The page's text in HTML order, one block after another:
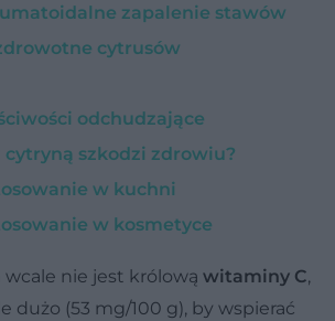
zapalenie stawów
cytrusów
odchudzające
cytryną szkodzi zdrowiu?
w kuchni
w kosmetyce
wcale nie jest królową witaminy C,
dużo (53 mg/100 g), by wspierać